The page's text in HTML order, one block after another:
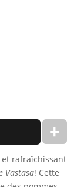
et rafraîchissant
Vastasa! Cette